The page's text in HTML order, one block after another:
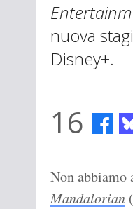
nuova
Disney+.
16
Non abbiamo
Mandalorian